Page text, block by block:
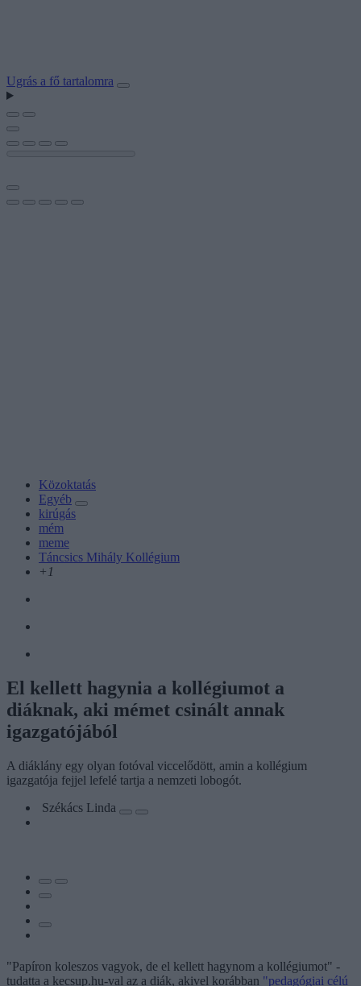
Ugrás a fő tartalomra
Közoktatás
Egyéb
kirúgás
mém
meme
Táncsics Mihály Kollégium
+1
El kellett hagynia a kollégiumot a
diáknak, aki mémet csinált annak
igazgatójából
A diáklány egy olyan fotóval viccelődött, amin a kollégium
igazgatója fejjel lefelé tartja a nemzeti lobogót.
Székács Linda
"Papíron koleszos vagyok, de el kellett hagynom a kollégiumot" -
tudatta a kecsup.hu-val az a diák, akivel korábban "pedagógiai célú